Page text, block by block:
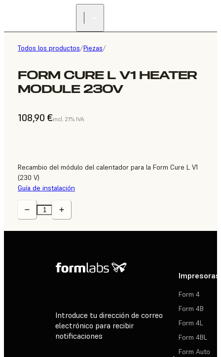
Todos los productos/Piezas/
FORM CURE L V1 HEATER
MODULE 230V
108,90 €incl. 21% IVA
Recambio del módulo del calentador para la Form Cure L V1
(230 V)
Guía de instalación
Introduce tu dirección de correo
electrónico para recibir
notificaciones
Impresoras
Form 4
Form 4B
Form 4L
Form 4BL
Form Auto